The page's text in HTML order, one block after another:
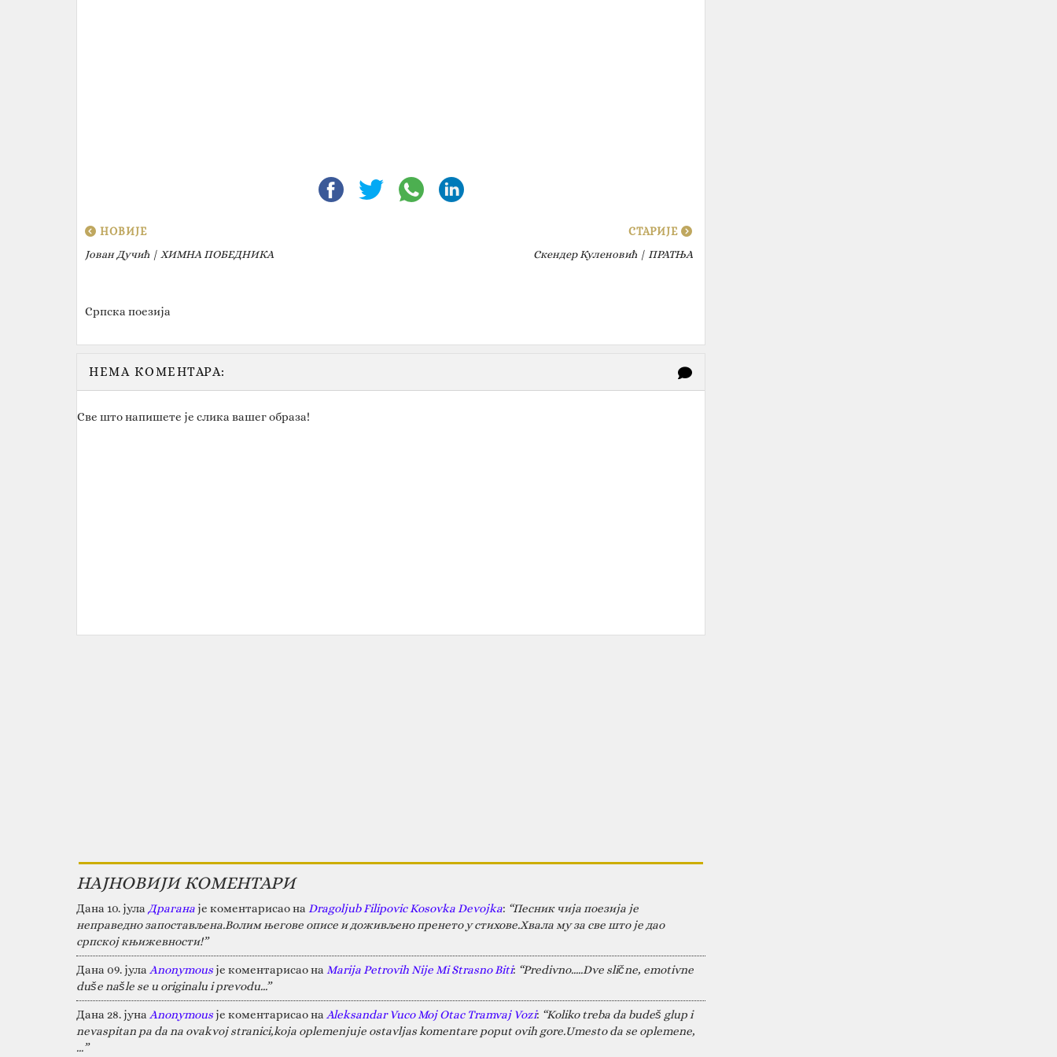
НОВИЈЕ
Јован Дучић | ХИМНА ПОБЕДНИКА
СТАРИЈЕ
Скендер Куленовић | ПРАТЊА
Српска поезија
НЕМА КОМЕНТАРА:
Све што напишете је слика вашег образа!
НАЈНОВИЈИ КОМЕНТАРИ
Дана 10. јула Драгана је коментарисао на Dragoljub Filipovic Kosovka Devojka: “Песник чија поезија је
неправедно запостављена.Волим његове описе и доживљено пренето у стихове.Хвала му за све што је дао
српској књижевности!”
Дана 09. јула Anonymous је коментарисао на Marija Petrovih Nije Mi Strasno Biti: “Predivno.....Dve slične, emotivne
duše našle se u originalu i prevodu...”
Дана 28. јуна Anonymous је коментарисао на Aleksandar Vuco Moj Otac Tramvaj Vozi: “Koliko treba da budeš glup i
nevaspitan pa da na ovakvoj stranici,koja oplemenjuje ostavljas komentare poput ovih gore.Umesto da se oplemene,
…”